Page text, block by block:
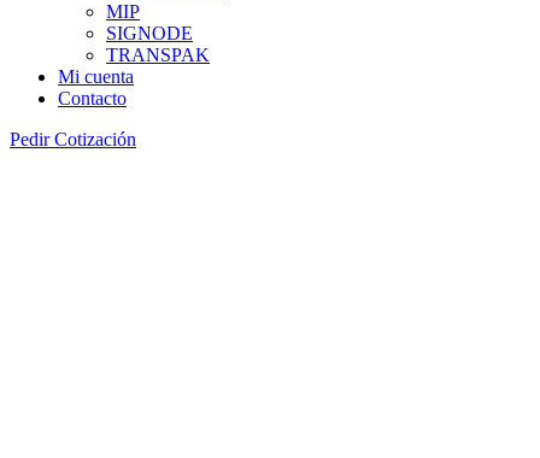
MIP
SIGNODE
TRANSPAK
Mi cuenta
Contacto
Pedir Cotización